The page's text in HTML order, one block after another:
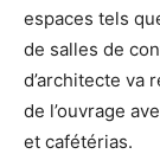
espaces tels
de salles de
d’architecte va
de l’ouvrage
et cafétérias.